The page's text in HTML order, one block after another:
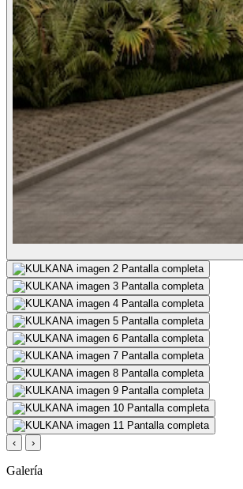
Pantalla completa
Pantalla completa
Pantalla completa
Pantalla completa
Pantalla completa
Pantalla completa
Pantalla completa
Pantalla completa
Pantalla completa
Pantalla completa
‹
›
Galería